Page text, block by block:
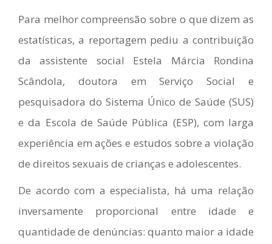
Para melhor compreensão sobre o que dizem as
estatísticas, a reportagem pediu a contribuição
da assistente social Estela Márcia Rondina
Scândola, doutora em Serviço Social e
pesquisadora do Sistema Único de Saúde (SUS)
e da Escola de Saúde Pública (ESP), com larga
experiência em ações e estudos sobre a violação
de direitos sexuais de crianças e adolescentes.
De acordo com a especialista, há uma relação
inversamente proporcional entre idade e
quantidade de denúncias: quanto maior a idade